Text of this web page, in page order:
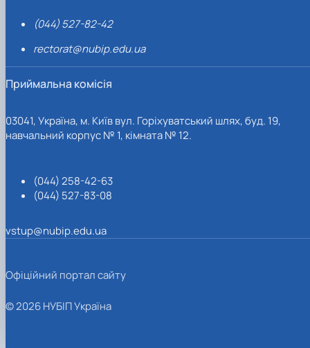
(044) 527-82-42
rectorat@nubip.edu.ua
Приймальна комісія
03041, Україна, м. Київ вул. Горіхуватський шлях, буд. 19,
навчальний корпус № 1, кімната № 12.
(044) 258-42-63
(044) 527-83-08
vstup@nubip.edu.ua
Офіційний портал сайту
© 2026 НУБІП Україна